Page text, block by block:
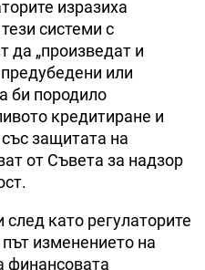
изразиха
системи с
да „произведат и
или
би породило
кредитиране и
защитата на
от Съвета за надзор
като регулаторите
изменението на
финансовата